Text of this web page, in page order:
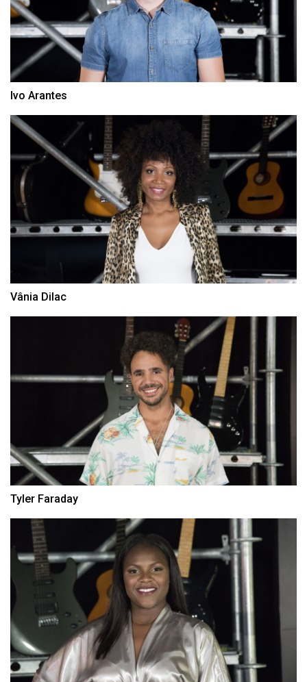
Ivo Arantes
Vânia Dilac
Tyler Faraday